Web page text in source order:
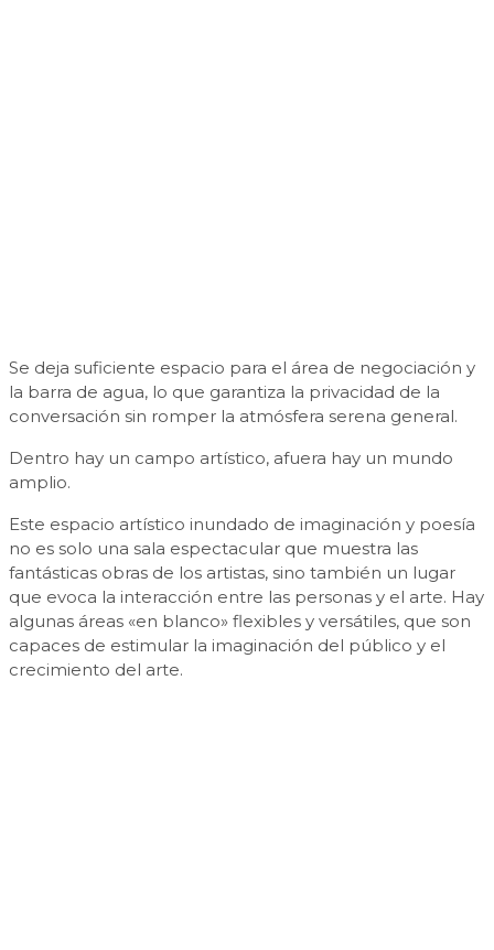
Se deja suficiente espacio para el área de negociación y
la barra de agua, lo que garantiza la privacidad de la
conversación sin romper la atmósfera serena general.
Dentro hay un campo artístico, afuera hay un mundo
amplio.
Este espacio artístico inundado de imaginación y poesía
no es solo una sala espectacular que muestra las
fantásticas obras de los artistas, sino también un lugar
que evoca la interacción entre las personas y el arte. Hay
algunas áreas «en blanco» flexibles y versátiles, que son
capaces de estimular la imaginación del público y el
crecimiento del arte.